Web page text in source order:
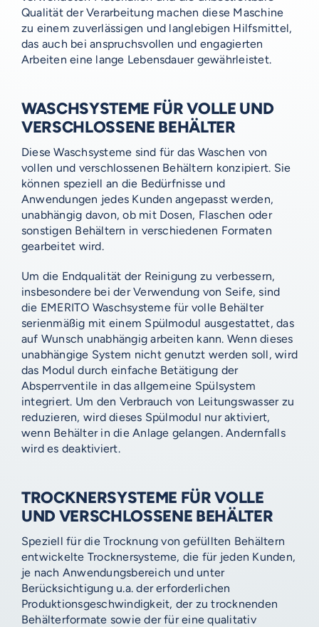
Qualität der Verarbeitung machen diese Maschine
zu einem zuverlässigen und langlebigen Hilfsmittel,
das auch bei anspruchsvollen und engagierten
Arbeiten eine lange Lebensdauer gewährleistet.
WASCHSYSTEME FÜR VOLLE UND
VERSCHLOSSENE BEHÄLTER
Diese Waschsysteme sind für das Waschen von
vollen und verschlossenen Behältern konzipiert. Sie
können speziell an die Bedürfnisse und
Anwendungen jedes Kunden angepasst werden,
unabhängig davon, ob mit Dosen, Flaschen oder
sonstigen Behältern in verschiedenen Formaten
gearbeitet wird.
Um die Endqualität der Reinigung zu verbessern,
insbesondere bei der Verwendung von Seife, sind
die EMERITO Waschsysteme für volle Behälter
serienmäßig mit einem Spülmodul ausgestattet, das
auf Wunsch unabhängig arbeiten kann. Wenn dieses
unabhängige System nicht genutzt werden soll, wird
das Modul durch einfache Betätigung der
Absperrventile in das allgemeine Spülsystem
integriert. Um den Verbrauch von Leitungswasser zu
reduzieren, wird dieses Spülmodul nur aktiviert,
wenn Behälter in die Anlage gelangen. Andernfalls
wird es deaktiviert.
TROCKNERSYSTEME FÜR VOLLE
UND VERSCHLOSSENE BEHÄLTER
Speziell für die Trocknung von gefüllten Behältern
entwickelte Trocknersysteme, die für jeden Kunden,
je nach Anwendungsbereich und unter
Berücksichtigung u.a. der erforderlichen
Produktionsgeschwindigkeit, der zu trocknenden
Behälterformate sowie der für eine qualitativ